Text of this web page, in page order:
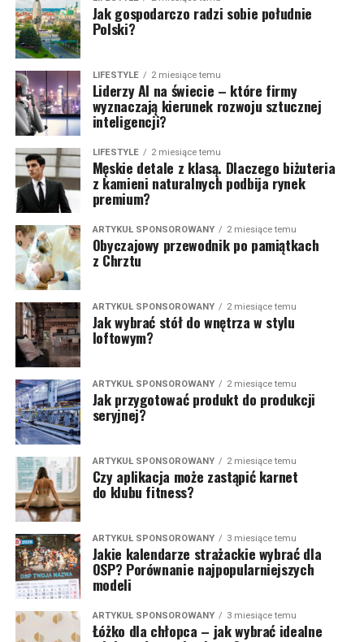
Jak gospodarczo radzi sobie południe
Polski?
LIFESTYLE 2 miesiące temu
Liderzy AI na świecie – które firmy
wyznaczają kierunek rozwoju sztucznej
inteligencji?
LIFESTYLE 2 miesiące temu
Męskie detale z klasą. Dlaczego biżuteria
z kamieni naturalnych podbija rynek
premium?
ARTYKUŁ SPONSOROWANY 2 miesiące temu
Obyczajowy przewodnik po pamiątkach
z Chrztu
ARTYKUŁ SPONSOROWANY 2 miesiące temu
Jak wybrać stół do wnętrza w stylu
loftowym?
ARTYKUŁ SPONSOROWANY 2 miesiące temu
Jak przygotować produkt do produkcji
seryjnej?
ARTYKUŁ SPONSOROWANY 2 miesiące temu
Czy aplikacja może zastąpić karnet
do klubu fitness?
ARTYKUŁ SPONSOROWANY 3 miesiące temu
Jakie kalendarze strażackie wybrać dla
OSP? Porównanie najpopularniejszych
modeli
ARTYKUŁ SPONSOROWANY 3 miesiące temu
Łóżko dla chłopca – jak wybrać idealne